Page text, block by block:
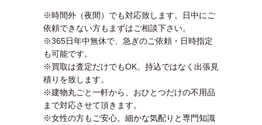
※時間外（夜間）でも対応致します。日中にご
依頼できない方もまずはご相談下さい。
※365日年中無休で、急ぎのご依頼・日時指定
も可能です。
※買取は査定だけでもOK。持込ではなく出張見
積りを致します。
※建物丸ごと一軒から、おひとつだけの不用品
まで対応させて頂きます。
※女性の方もご安心。細かな気配りと専門知識